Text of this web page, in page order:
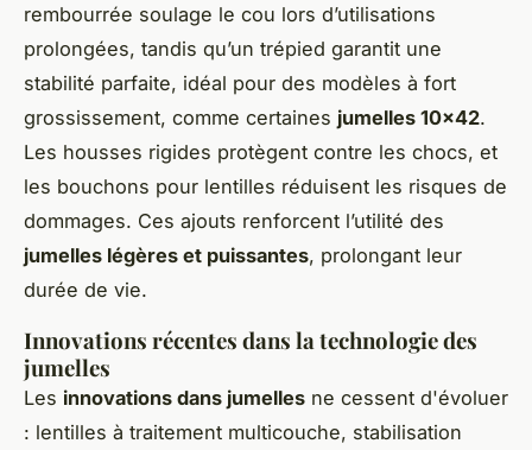
rembourrée soulage le cou lors d’utilisations
prolongées, tandis qu’un trépied garantit une
stabilité parfaite, idéal pour des modèles à fort
grossissement, comme certaines jumelles 10x42.
Les housses rigides protègent contre les chocs, et
les bouchons pour lentilles réduisent les risques de
dommages. Ces ajouts renforcent l’utilité des
jumelles légères et puissantes, prolongant leur
durée de vie.
Innovations récentes dans la technologie des
jumelles
Les innovations dans jumelles ne cessent d'évoluer
: lentilles à traitement multicouche, stabilisation